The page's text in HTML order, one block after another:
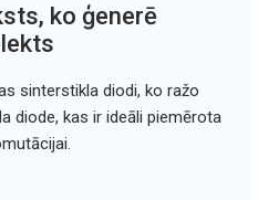
ko ģenerē
sinterstikla diodi, ko ražo
diode, kas ir ideāli piemērota